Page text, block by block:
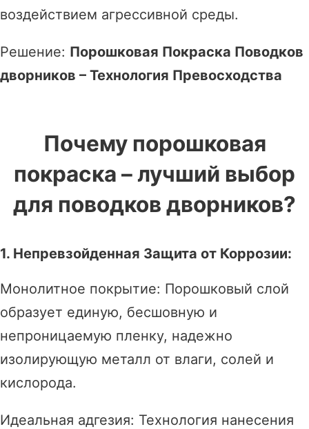
воздействием агрессивной среды.
Решение: Порошковая Покраска Поводков
дворников – Технология Превосходства
Почему порошковая
покраска – лучший выбор
для поводков дворников?
1. Непревзойденная Защита от Коррозии:
Монолитное покрытие: Порошковый слой
образует единую, бесшовную и
непроницаемую пленку, надежно
изолирующую металл от влаги, солей и
кислорода.
Идеальная адгезия: Технология нанесения